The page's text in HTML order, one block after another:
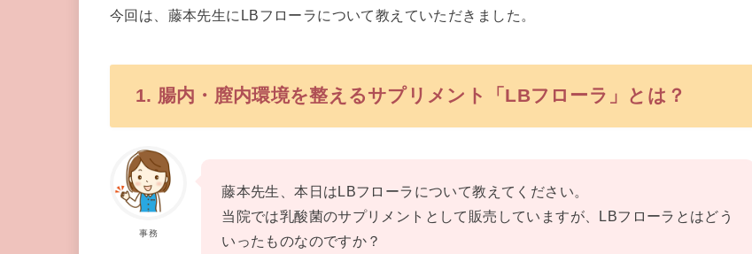
今回は、藤本先生にLBフローラについて教えていただきました。
1. 腸内・膣内環境を整えるサプリメント「LBフローラ」とは？
事務
藤本先生、本日はLBフローラについて教えてください。
当院では乳酸菌のサプリメントとして販売していますが、LBフローラとはどう
いったものなのですか？